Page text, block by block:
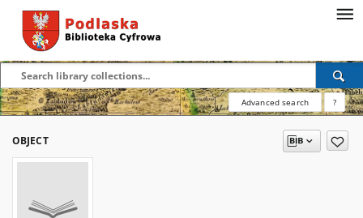
Advanced search ?
OBJECT